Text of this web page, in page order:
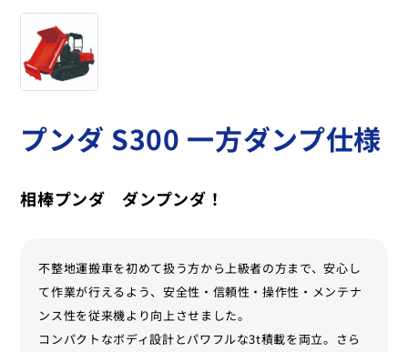
プンダ S300 一方ダンプ仕様
相棒プンダ ダンプンダ！
不整地運搬車を初めて扱う方から上級者の方まで、安心し
て作業が行えるよう、安全性・信頼性・操作性・メンテナ
ンス性を従来機より向上させました。
コンパクトなボディ設計とパワフルな3t積載を両立。さら